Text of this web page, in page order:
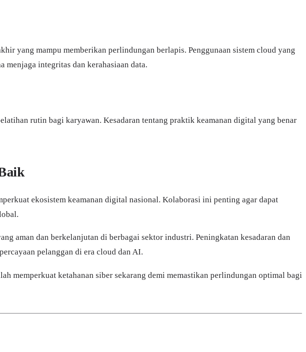
yang mampu memberikan perlindungan berlapis. Penggunaan sistem cloud yang
menjaga integritas dan kerahasiaan data.
rutin bagi karyawan. Kesadaran tentang praktik keamanan digital yang benar
ekosistem keamanan digital nasional. Kolaborasi ini penting agar dapat
aman dan berkelanjutan di berbagai sektor industri. Peningkatan kesadaran dan
pelanggan di era cloud dan AI.
memperkuat ketahanan siber sekarang demi memastikan perlindungan optimal bagi